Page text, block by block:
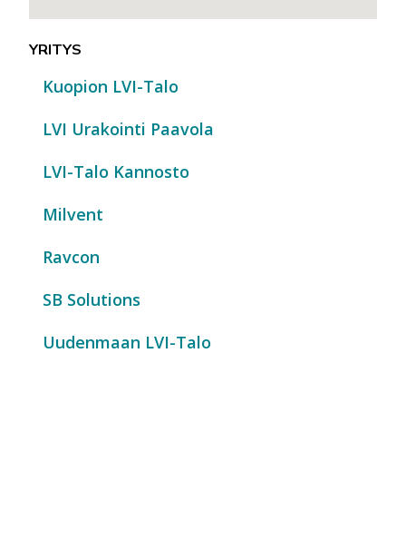
YRITYS
Kuopion LVI-Talo
LVI Urakointi Paavola
LVI-Talo Kannosto
Milvent
Ravcon
SB Solutions
Uudenmaan LVI-Talo